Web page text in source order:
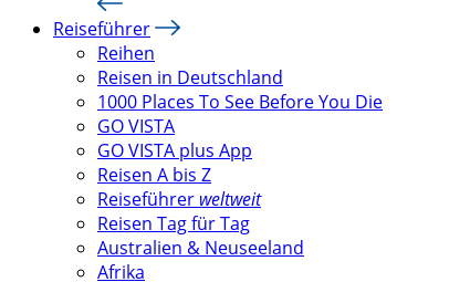
Reiseführer
Reihen
Reisen in Deutschland
1000 Places To See Before You Die
GO VISTA
GO VISTA plus App
Reisen A bis Z
Reiseführer weltweit
Reisen Tag für Tag
Australien & Neuseeland
Afrika